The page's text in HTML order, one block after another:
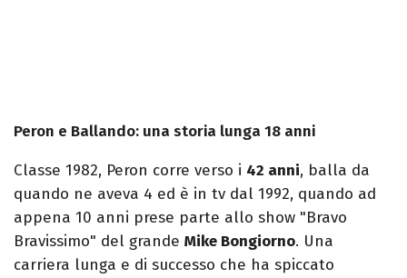
Peron e Ballando: una storia lunga 18 anni
Classe 1982, Peron corre verso i 42 anni, balla da
quando ne aveva 4 ed è in tv dal 1992, quando ad
appena 10 anni prese parte allo show "Bravo
Bravissimo" del grande Mike Bongiorno. Una
carriera lunga e di successo che ha spiccato